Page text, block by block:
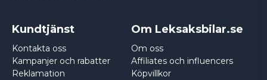
Kundtjänst
Kontakta oss
Kampanjer och rabatter
Reklamation
Om Leksaksbilar.se
Om oss
Affiliates och influencers
Köpvillkor